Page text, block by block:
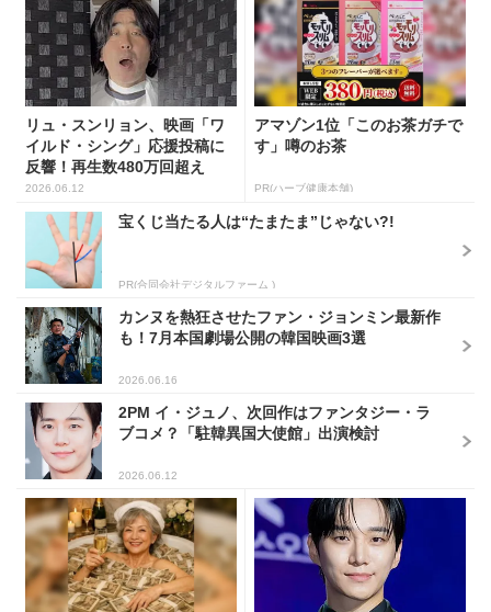
リュ・スンリョン、映画「ワ
イルド・シング」応援投稿に
反響！再生数480万回超え
2026.06.12
アマゾン1位「このお茶ガチで
す」噂のお茶
PR(ハーブ健康本舗)
宝くじ当たる人は“たまたま”じゃない?!
PR(合同会社デジタルファーム )
カンヌを熱狂させたファン・ジョンミン最新作
も！7月本国劇場公開の韓国映画3選
2026.06.16
2PM イ・ジュノ、次回作はファンタジー・ラ
ブコメ？「駐韓異国大使館」出演検討
2026.06.12